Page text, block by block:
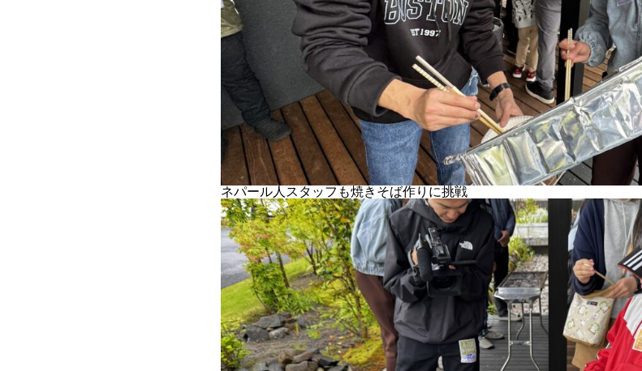
ネパール人スタッフも焼きそば作りに挑戦